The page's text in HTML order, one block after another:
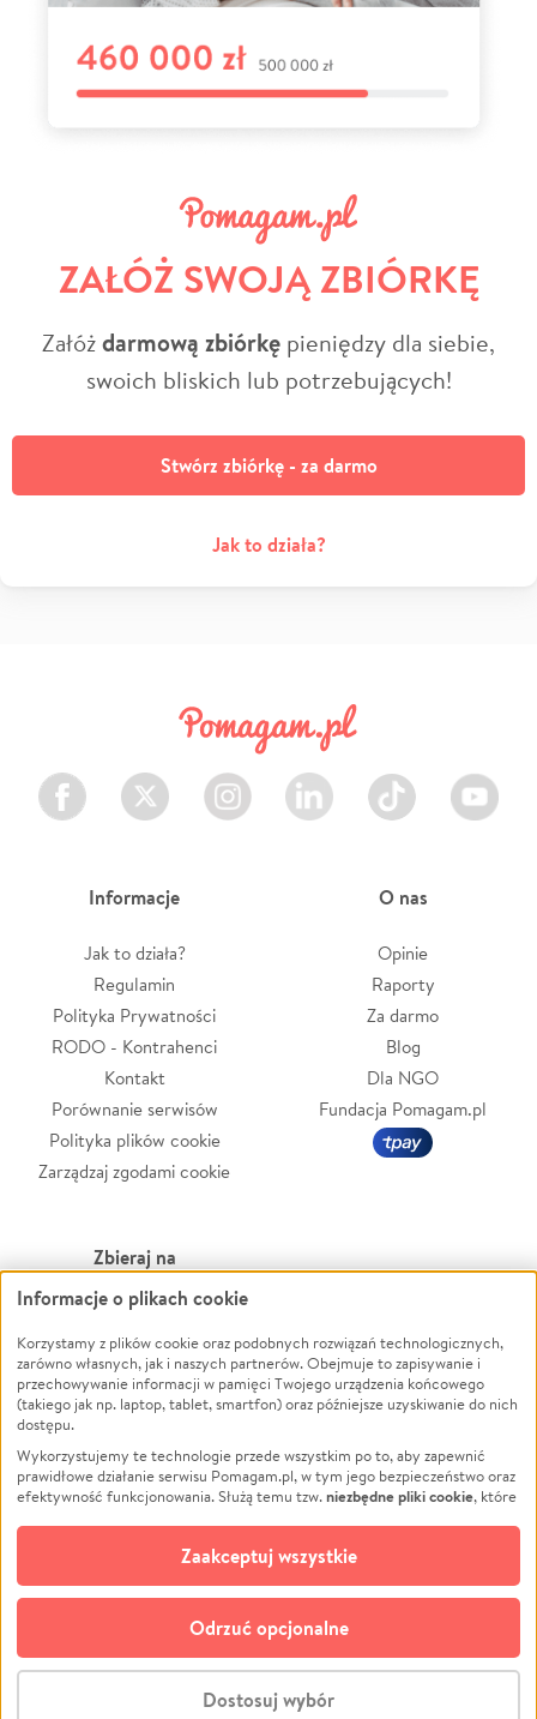
ZAŁÓŻ SWOJĄ ZBIÓRKĘ
Załóżdarmową zbiórkę pieniędzy dla siebie,
swoich bliskich lub potrzebujących!
Stwórz zbiórkę - za darmo
Jak to działa?
Facebook Twitter Instagram LinkedIn TikTok Youtube
Informacje
Jak to działa?
Regulamin
Polityka Prywatności
RODO - Kontrahenci
Kontakt
Porównanie serwisów
Polityka plików cookie
Zarządzaj zgodami cookie
O nas
Opinie
Raporty
Za darmo
Blog
Dla NGO
Fundacja Pomagam.pl
Zbieraj na
Leczenie
Zwierzęta
Pożar
Ukraina
Pomoc Finansowa
Projekty
Pogrzeb
Społeczność lokalna
Kultura
Powódź
Wichura
NGO
Edukacja
Podróż
Impreza
Ochrona środowiska
Biznes
© CROWDING SP. Z O.O.
Informacje o plikach cookie
Korzystamy z plików cookie oraz podobnych rozwiązań technologicznych,
zarówno własnych, jak i naszych partnerów. Obejmuje to zapisywanie i
przechowywanie informacji w pamięci Twojego urządzenia końcowego
(takiego jak np. laptop, tablet, smartfon) oraz późniejsze uzyskiwanie do nich
dostępu.
Wykorzystujemy te technologie przede wszystkim po to, aby zapewnić
prawidłowe działanie serwisu Pomagam.pl, w tym jego bezpieczeństwo oraz
efektywność funkcjonowania. Służą temu tzw.niezbędne pliki cookie, które
opcjonalnych plików cookie
technologii do celów analitycznych i retargetingowych. Możesz wyrazić
zgodę na ich stosowanie lub jej odmówić. W dowolnym momencie masz
możliwość zmiany swoich preferencji na stronie „Zarządzaj zgodami cookie”,
do której link znajdziesz w stopce serwisu Pomagam.pl. Opcjonalne pliki
cookie wykorzystywane są w następujących celach:
działanie serwisu Pomagam.pl. Dzięki nim możemy zrozumieć, jak
Dostosuj wybór
Odrzuć opcjonalne
Zaakceptuj wszystkie